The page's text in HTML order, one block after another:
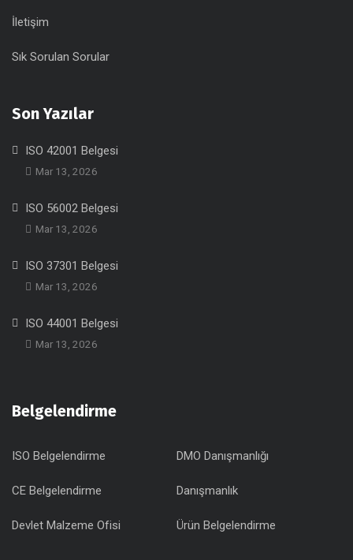
İletişim
Sık Sorulan Sorular
Son Yazılar
ISO 42001 Belgesi
Mar 13, 2026
ISO 56002 Belgesi
Mar 13, 2026
ISO 37301 Belgesi
Mar 13, 2026
ISO 44001 Belgesi
Mar 13, 2026
Belgelendirme
ISO Belgelendirme DMO Danışmanlığı
CE Belgelendirme Danışmanlık
Devlet Malzeme Ofisi Ürün Belgelendirme